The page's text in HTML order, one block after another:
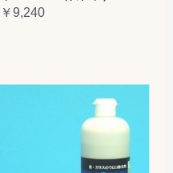
￥9,240